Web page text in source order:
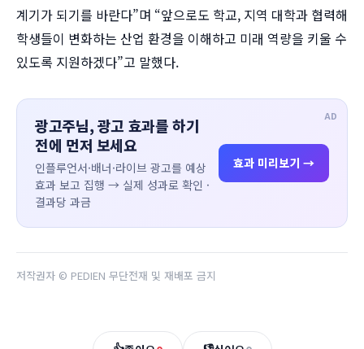
계기가 되기를 바란다”며 “앞으로도 학교, 지역 대학과 협력해
학생들이 변화하는 산업 환경을 이해하고 미래 역량을 키울 수
있도록 지원하겠다”고 말했다.
AD
광고주님, 광고 효과를 하기
전에 먼저 보세요
인플루언서·배너·라이브 광고를 예상
효과 보고 집행 → 실제 성과로 확인 ·
결과당 과금
효과 미리보기 →
저작권자 © PEDIEN 무단전재 및 재배포 금지